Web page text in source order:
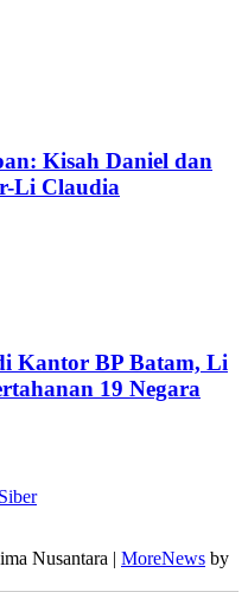
Kisah Daniel dan
Li Claudia
Kantor BP Batam, Li
19 Negara
Nusantara | MoreNews by